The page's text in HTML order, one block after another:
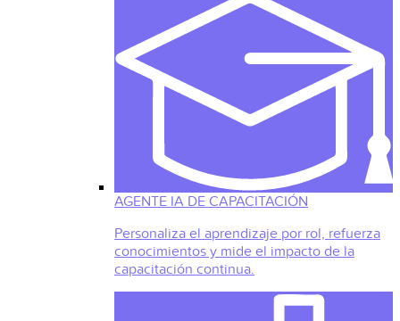
AGENTE IA DE CAPACITACIÓN
Personaliza el aprendizaje por rol, refuerza
conocimientos y mide el impacto de la
capacitación continua.